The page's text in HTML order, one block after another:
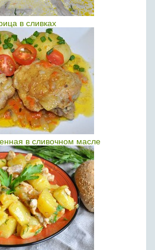
в сливках
в сливочном масле